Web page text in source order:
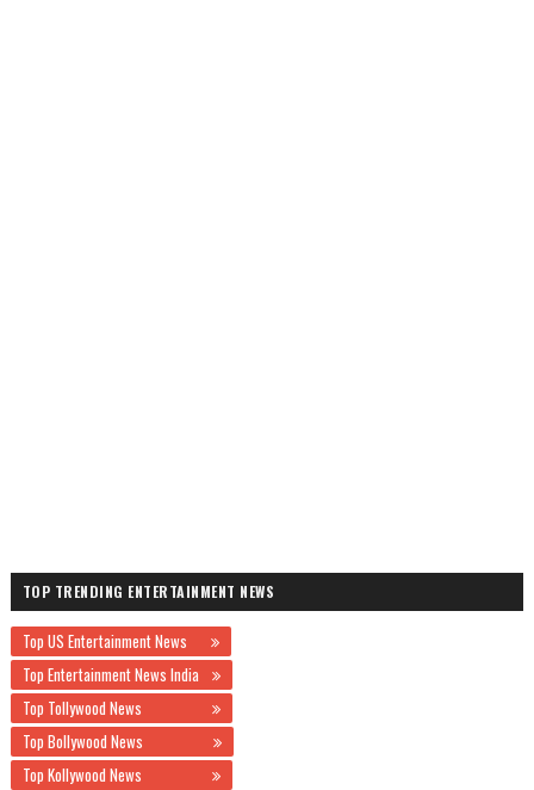
TOP TRENDING ENTERTAINMENT NEWS
Top US Entertainment News
Top Entertainment News India
Top Tollywood News
Top Bollywood News
Top Kollywood News